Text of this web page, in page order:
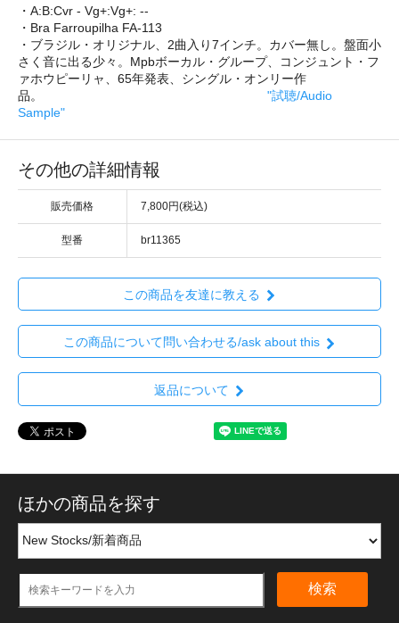
・A:B:Cvr - Vg+:Vg+: --
・Bra Farroupilha FA-113
・ブラジル・オリジナル、2曲入り7インチ。カバー無し。盤面小
さく音に出る少々。Mpbボーカル・グループ、コンジュント・フ
ァホウピーリャ、65年発表、シングル・オンリー作
品。 "試聴/Audio
Sample"
その他の詳細情報
販売価格 7,800円(税込)
型番 br11365
この商品を友達に教える
この商品について問い合わせる/ask about this
返品について
ほかの商品を探す
検索